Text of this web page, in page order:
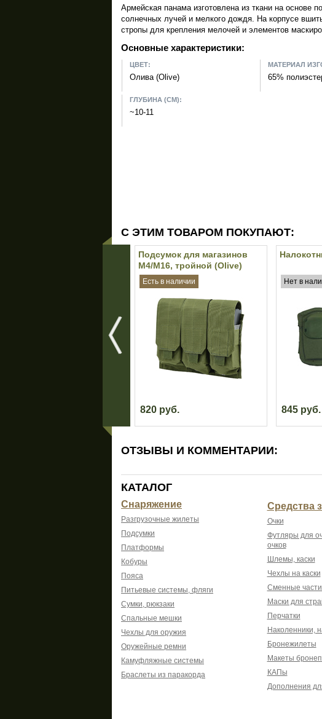
Армейская панама изготовлена из ткани на основе
солнечных лучей и мелкого дождя. На корпусе
стропы для крепления мелочей и элементов
Основные характеристики:
ЦВЕТ:
Олива (Olive)
МАТЕРИАЛ
65%
ГЛУБИНА (СМ):
~10-11
С ЭТИМ ТОВАРОМ ПОКУПАЮТ:
Подсумок для магазинов
M4/M16, тройной (Olive)
Есть в наличии
820 руб.
Нет в
845 руб.
ОТЗЫВЫ И КОММЕНТАРИИ:
КАТАЛОГ
Снаряжение
Разгрузочные жилеты
Подсумки
Платформы
Кобуры
Пояса
Питьевые системы, фляги
Сумки, рюкзаки
Спальные мешки
Чехлы для оружия
Оружейные ремни
Камуфляжные системы
Браслеты из паракорда
Средства
Очки
Футляры для
очков
Шлемы, каски
Чехлы на каски
Сменные части
Маски для
Перчатки
Наколенники,
Бронежилеты
Макеты
КАПы
Дополнения